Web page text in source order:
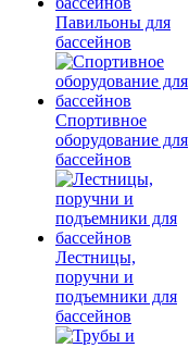
Павильоны для
бассейнов
Спортивное
оборудование для
бассейнов
Лестницы,
поручни и
подъемники для
бассейнов